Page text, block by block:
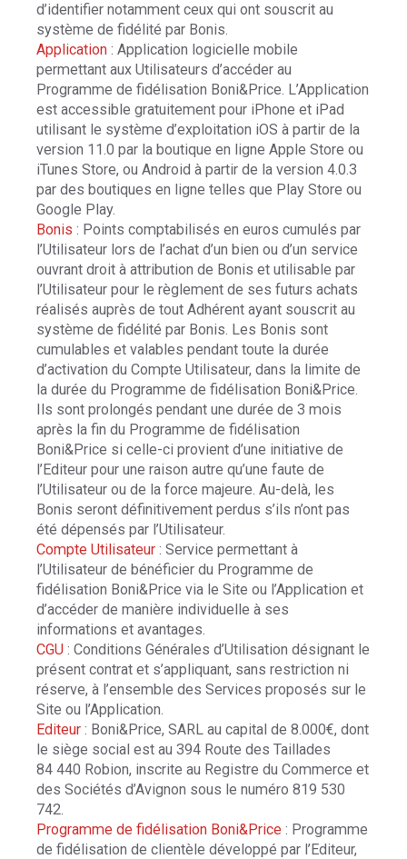
d’identifier notamment ceux qui ont souscrit au
système de fidélité par Bonis.
Application : Application logicielle mobile
permettant aux Utilisateurs d’accéder au
Programme de fidélisation Boni&Price. L’Application
est accessible gratuitement pour iPhone et iPad
utilisant le système d’exploitation iOS à partir de la
version 11.0 par la boutique en ligne Apple Store ou
iTunes Store, ou Android à partir de la version 4.0.3
par des boutiques en ligne telles que Play Store ou
Google Play.
Bonis : Points comptabilisés en euros cumulés par
l’Utilisateur lors de l’achat d’un bien ou d’un service
ouvrant droit à attribution de Bonis et utilisable par
l’Utilisateur pour le règlement de ses futurs achats
réalisés auprès de tout Adhérent ayant souscrit au
système de fidélité par Bonis. Les Bonis sont
cumulables et valables pendant toute la durée
d’activation du Compte Utilisateur, dans la limite de
la durée du Programme de fidélisation Boni&Price.
Ils sont prolongés pendant une durée de 3 mois
après la fin du Programme de fidélisation
Boni&Price si celle-ci provient d’une initiative de
l’Editeur pour une raison autre qu’une faute de
l’Utilisateur ou de la force majeure. Au-delà, les
Bonis seront définitivement perdus s’ils n’ont pas
été dépensés par l’Utilisateur.
Compte Utilisateur : Service permettant à
l’Utilisateur de bénéficier du Programme de
fidélisation Boni&Price via le Site ou l’Application et
d’accéder de manière individuelle à ses
informations et avantages.
CGU : Conditions Générales d’Utilisation désignant le
présent contrat et s’appliquant, sans restriction ni
réserve, à l’ensemble des Services proposés sur le
Site ou l’Application.
Editeur : Boni&Price, SARL au capital de 8.000€, dont
le siège social est au 394 Route des Taillades
84 440 Robion, inscrite au Registre du Commerce et
des Sociétés d’Avignon sous le numéro 819 530
742.
Programme de fidélisation Boni&Price : Programme
de fidélisation de clientèle développé par l’Editeur,